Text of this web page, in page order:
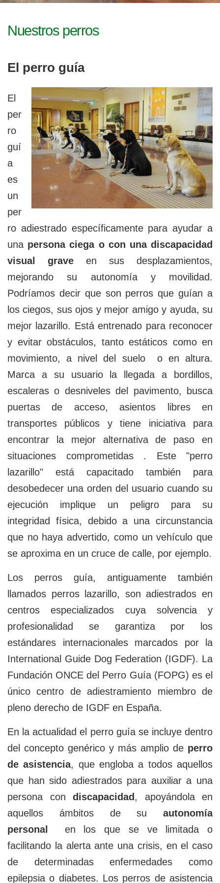
c
i
l
b
l
e
Nuestros perros
El perro guía
El
per
ro
guí
a
es
un
per
ro adiestrado específicamente para ayudar a
una persona ciega o con una discapacidad
visual grave
en sus desplazamientos,
mejorando su autonomía y movilidad.
Podríamos decir que son perros que guían a
los ciegos, sus ojos y mejor amigo y ayuda, su
mejor lazarillo. Está entrenado para reconocer
y evitar obstáculos, tanto estáticos como en
movimiento, a nivel del suelo o en altura.
Marca a su usuario la llegada a bordillos,
escaleras o desniveles del pavimento, busca
puertas de acceso, asientos libres en
transportes públicos y tiene iniciativa para
encontrar la mejor alternativa de paso en
situaciones comprometidas . Este "perro
lazarillo" está capacitado también para
desobedecer una orden del usuario cuando su
ejecución implique un peligro para su
integridad física, debido a una circunstancia
que no haya advertido, como un vehículo que
se aproxima en un cruce de calle, por ejemplo.
Los perros guía, antiguamente también
llamados perros lazarillo, son adiestrados en
centros especializados cuya solvencia y
profesionalidad se garantiza por los
estándares internacionales marcados por la
International Guide Dog Federation (IGDF). La
Fundación ONCE del Perro Guía (FOPG) es el
único centro de adiestramiento miembro de
pleno derecho de IGDF en España.
En la actualidad el perro guía se incluye dentro
del concepto genérico y más amplio de perro
de asistencia, que engloba a todos aquellos
que han sido adiestrados para auxiliar a una
persona con
discapacidad, apoyándola en
aquellos ámbitos de su
autonomía
personal
en los que se ve limitada o
facilitando la alerta ante una crisis, en el caso
de determinadas enfermedades como
epilepsia o diabetes. Los perros de asistencia